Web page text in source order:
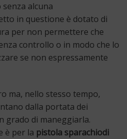
alcuna
in questione è dotato di
per non permettere che
controllo o in modo che lo
se non espressamente
ma, nello stesso tempo,
dalla portata dei
grado di maneggiarla.
è per la pistola sparachiodi